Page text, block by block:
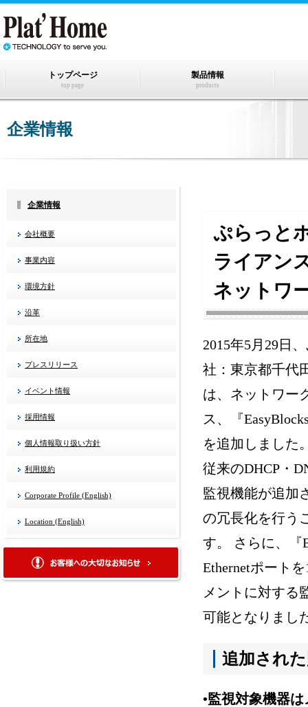
トップページ
top page
製品情報
products
企業情報
ぷらっと
ライアン
ネットワ
2015年5月29日
社：東京都千代
は、ネットワー
ス、『
を追加しました
従来のDHCP・
監視機能が追加
の冗長化を行う
す。 さらに、『
Ethernetポート
メントに対する
可能となりまし
追加され
•監視対象機器
企業情報
会社概要
事業内容
環境方針
沿革
所在地
プレスリリース
イベント情報
採用情報
個人情報取り扱い方針
利用規約
Corporate Profile (English)
Location (English)